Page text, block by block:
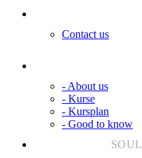
Contact us
- About us
- Kurse
- Kursplan
- Good to know